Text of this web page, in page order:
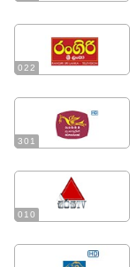
022
301
010